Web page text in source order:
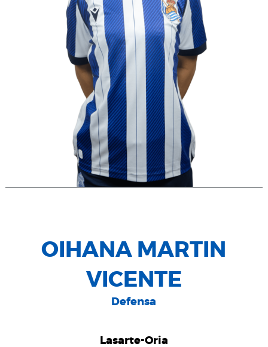
OIHANA MARTIN
VICENTE
Defensa
Lasarte-Oria